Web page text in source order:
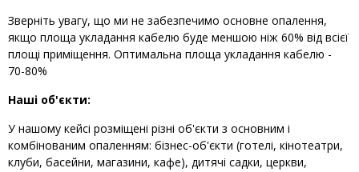
Зверніть увагу, що ми не забезпечимо основне опалення,
якщо площа укладання кабелю буде меншою ніж 60% від всієї
площі приміщення. Оптимальна площа укладання кабелю -
70-80%
Наші об'єкти:
У нашому кейсі розміщені різні об'єкти з основним і
комбінованим опаленням: бізнес-об'єкти (готелі, кінотеатри,
клуби, басейни, магазини, кафе), дитячі садки, церкви,